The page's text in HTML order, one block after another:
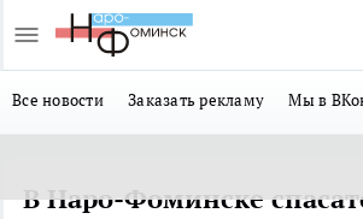
Все новости Заказать рекламу Мы в
В Наро-Фоминске